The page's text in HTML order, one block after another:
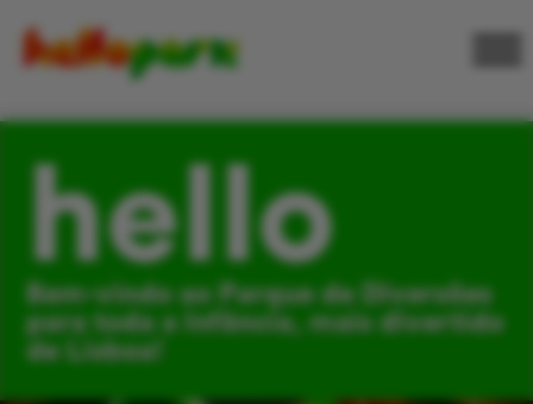
hello
Bem-vindo ao Parque de Diversões
para toda a Infância, mais divertido
de Lisboa!